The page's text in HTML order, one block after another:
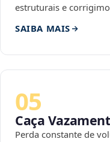
estruturais e
SAIBA MAIS
05
Caça
Perda constante de